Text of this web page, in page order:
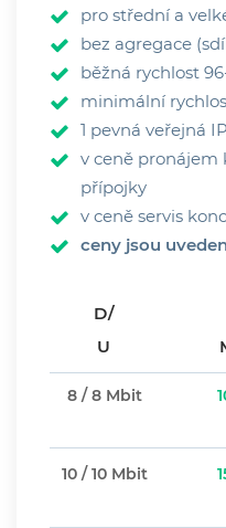
pro střední a
bez agregace
běžná rychlost
minimální
1 pevná veřejná
v ceně pronájem
přípojky
v ceně servis
ceny jsou
D/
U
8 / 8 Mbit
10 / 10 Mbit